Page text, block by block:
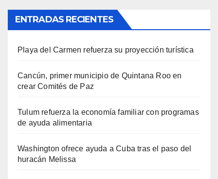
ENTRADAS RECIENTES
Playa del Carmen refuerza su proyección turística
Cancún, primer municipio de Quintana Roo en
crear Comités de Paz
Tulum refuerza la economía familiar con programas
de ayuda alimentaria
Washington ofrece ayuda a Cuba tras el paso del
huracán Melissa